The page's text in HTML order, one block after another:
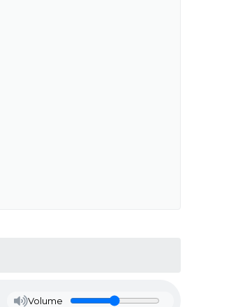
Volume